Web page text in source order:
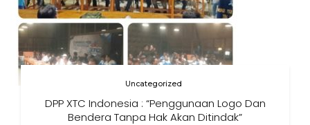
Uncategorized
DPP XTC Indonesia : “Penggunaan Logo Dan
Bendera Tanpa Hak Akan Ditindak”